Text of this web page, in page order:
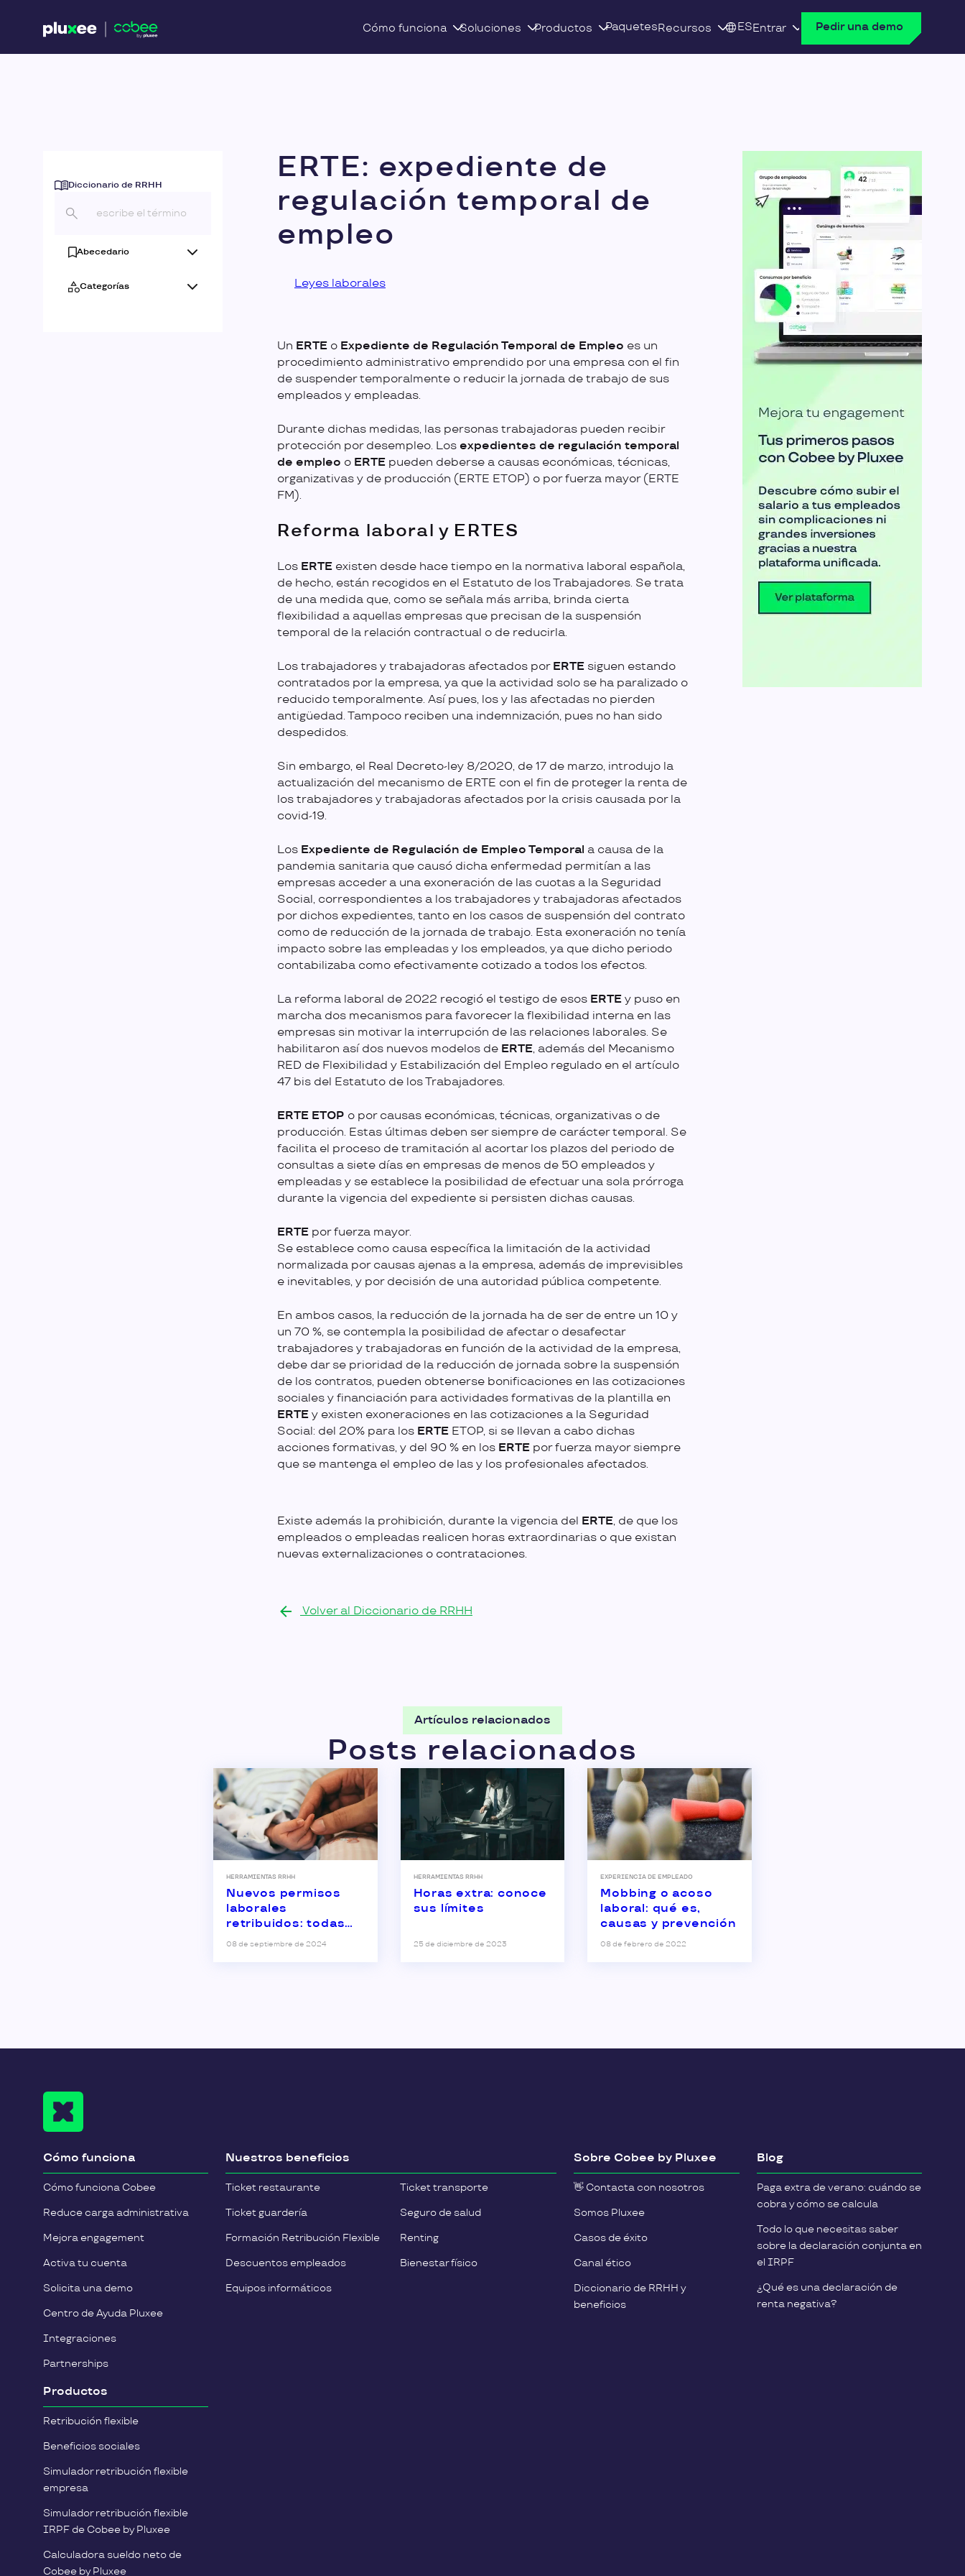
Cómo funciona Soluciones Productos PaquetesRecursos ESEntrar Pedir una demo
Diccionario de RRHH
Abecedario
Categorías
ERTE: expediente de
regulación temporal de
empleo
Leyes laborales
Un ERTE o Expediente de Regulación Temporal de Empleo es un
procedimiento administrativo emprendido por una empresa con el fin
de suspender temporalmente o reducir la jornada de trabajo de sus
empleados y empleadas.
Durante dichas medidas, las personas trabajadoras pueden recibir
protección por desempleo. Los expedientes de regulación temporal
de empleo o ERTE pueden deberse a causas económicas, técnicas,
organizativas y de producción (ERTE ETOP) o por fuerza mayor (ERTE
FM).
Reforma laboral y ERTES
Los ERTE existen desde hace tiempo en la normativa laboral española,
de hecho, están recogidos en el Estatuto de los Trabajadores. Se trata
de una medida que, como se señala más arriba, brinda cierta
flexibilidad a aquellas empresas que precisan de la suspensión
temporal de la relación contractual o de reducirla.
Los trabajadores y trabajadoras afectados por ERTE siguen estando
contratados por la empresa, ya que la actividad solo se ha paralizado o
reducido temporalmente. Así pues, los y las afectadas no pierden
antigüedad. Tampoco reciben una indemnización, pues no han sido
despedidos.
Sin embargo, el Real Decreto-ley 8/2020, de 17 de marzo, introdujo la
actualización del mecanismo de ERTE con el fin de proteger la renta de
los trabajadores y trabajadoras afectados por la crisis causada por la
covid-19.
Los Expediente de Regulación de Empleo Temporal a causa de la
pandemia sanitaria que causó dicha enfermedad permitían a las
empresas acceder a una exoneración de las cuotas a la Seguridad
Social, correspondientes a los trabajadores y trabajadoras afectados
por dichos expedientes, tanto en los casos de suspensión del contrato
como de reducción de la jornada de trabajo. Esta exoneración no tenía
impacto sobre las empleadas y los empleados, ya que dicho periodo
contabilizaba como efectivamente cotizado a todos los efectos.
La reforma laboral de 2022 recogió el testigo de esos ERTE y puso en
marcha dos mecanismos para favorecer la flexibilidad interna en las
empresas sin motivar la interrupción de las relaciones laborales. Se
habilitaron así dos nuevos modelos de ERTE, además del Mecanismo
RED de Flexibilidad y Estabilización del Empleo regulado en el artículo
47 bis del Estatuto de los Trabajadores.
ERTE ETOP o por causas económicas, técnicas, organizativas o de
producción. Estas últimas deben ser siempre de carácter temporal. Se
facilita el proceso de tramitación al acortar los plazos del periodo de
consultas a siete días en empresas de menos de 50 empleados y
empleadas y se establece la posibilidad de efectuar una sola prórroga
durante la vigencia del expediente si persisten dichas causas.
ERTE por fuerza mayor.
Se establece como causa específica la limitación de la actividad
normalizada por causas ajenas a la empresa, además de imprevisibles
e inevitables, y por decisión de una autoridad pública competente.
En ambos casos, la reducción de la jornada ha de ser de entre un 10 y
un 70 %, se contempla la posibilidad de afectar o desafectar
trabajadores y trabajadoras en función de la actividad de la empresa,
debe dar se prioridad de la reducción de jornada sobre la suspensión
de los contratos, pueden obtenerse bonificaciones en las cotizaciones
sociales y financiación para actividades formativas de la plantilla en
ERTE y existen exoneraciones en las cotizaciones a la Seguridad
Social: del 20% para los ERTE ETOP, si se llevan a cabo dichas
acciones formativas, y del 90 % en los ERTE por fuerza mayor siempre
que se mantenga el empleo de las y los profesionales afectados.
Existe además la prohibición, durante la vigencia del ERTE, de que los
empleados o empleadas realicen horas extraordinarias o que existan
nuevas externalizaciones o contrataciones.
Volver al Diccionario de RRHH
Artículos relacionados
Posts relacionados
HERRAMIENTAS RRHH
Nuevos permisos
laborales
retribuidos: todas
las novedades que
08 de septiembre de 2024
HERRAMIENTAS RRHH
Horas extra: conoce
sus límites
25 de diciembre de 2023
EXPERIENCIA DE EMPLEADO
Mobbing o acoso
laboral: qué es,
causas y prevención
08 de febrero de 2022
Cómo funciona
Cómo funciona Cobee
Reduce carga administrativa
Mejora engagement
Activa tu cuenta
Solicita una demo
Centro de Ayuda Pluxee
Integraciones
Partnerships
Productos
Retribución flexible
Beneficios sociales
Simulador retribución flexible
empresa
Simulador retribución flexible
IRPF de Cobee by Pluxee
Calculadora sueldo neto de
Cobee by Pluxee
Nuestros beneficios
Ticket restaurante Ticket transporte
Ticket guardería Seguro de salud
Formación Retribución Flexible Renting
Descuentos empleados Bienestar físico
Equipos informáticos
Sobre Cobee by Pluxee
👋 Contacta con nosotros
Somos Pluxee
Casos de éxito
Canal ético
Diccionario de RRHH y
beneficios
Blog
Paga extra de verano: cuándo se
cobra y cómo se calcula
Todo lo que necesitas saber
sobre la declaración conjunta en
el IRPF
¿Qué es una declaración de
renta negativa?